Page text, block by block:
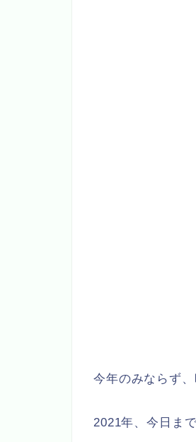
今年のみならず
2021年、今日ま